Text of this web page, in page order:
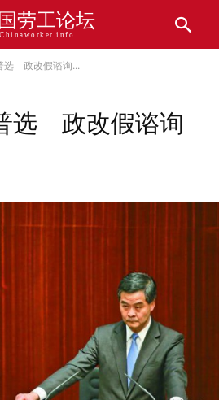
劳工论坛
Chinaworker.info
选 政改假谘询...
选 政改假谘询